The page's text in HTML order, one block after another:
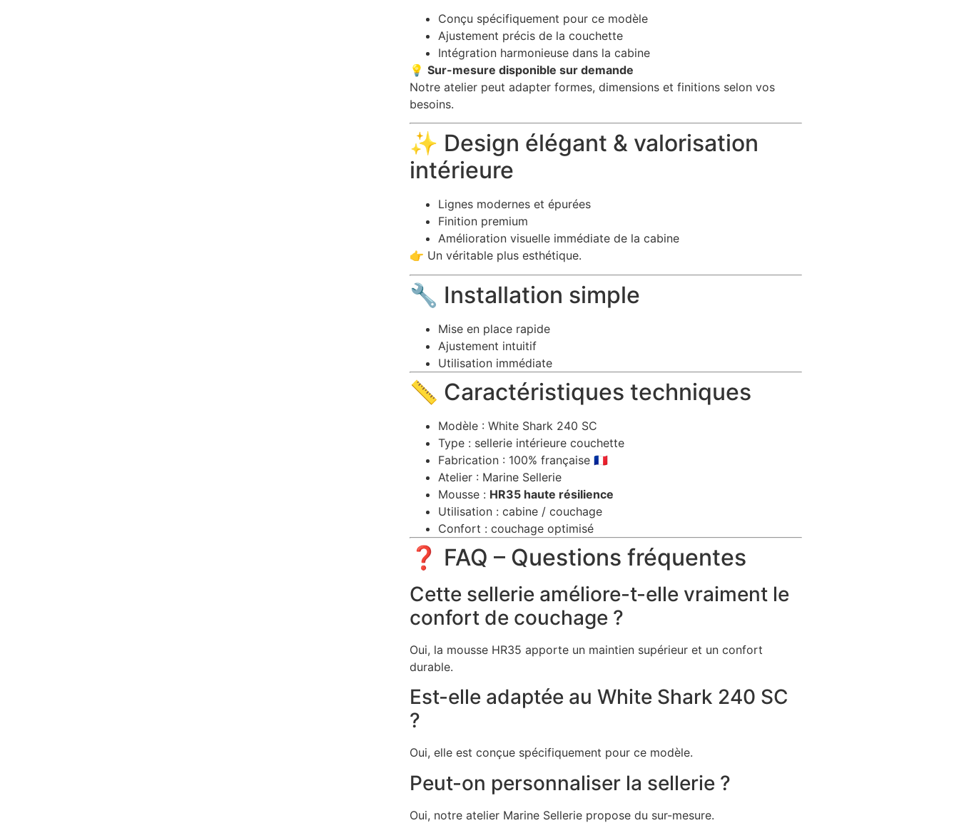
Conçu spécifiquement pour ce modèle
Ajustement précis de la couchette
Intégration harmonieuse dans la cabine
💡 Sur-mesure disponible sur demande
Notre atelier peut adapter formes, dimensions et finitions selon vos
besoins.
✨ Design élégant & valorisation
intérieure
Lignes modernes et épurées
Finition premium
Amélioration visuelle immédiate de la cabine
👉 Un véritable plus esthétique.
🔧 Installation simple
Mise en place rapide
Ajustement intuitif
Utilisation immédiate
📏 Caractéristiques techniques
Modèle : White Shark 240 SC
Type : sellerie intérieure couchette
Fabrication : 100% française 🇫🇷
Atelier : Marine Sellerie
Mousse : HR35 haute résilience
Utilisation : cabine / couchage
Confort : couchage optimisé
❓ FAQ – Questions fréquentes
Cette sellerie améliore-t-elle vraiment le
confort de couchage ?
Oui, la mousse HR35 apporte un maintien supérieur et un confort
durable.
Est-elle adaptée au White Shark 240 SC
?
Oui, elle est conçue spécifiquement pour ce modèle.
Peut-on personnaliser la sellerie ?
Oui, notre atelier Marine Sellerie propose du sur-mesure.